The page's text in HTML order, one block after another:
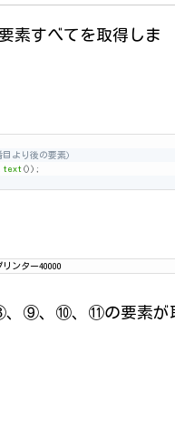
素すべてを取得しま
より後の要素)
text () ) ;
リンター40000
⑨、⑩、⑪の要素が